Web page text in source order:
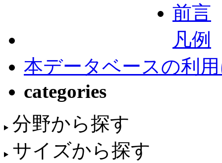
前言
凡例
本データベースの利
categories
分野から探す
サイズから探す